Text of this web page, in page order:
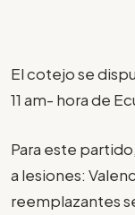
El cotejo se
11 am- hora de
Para este
a lesiones:
reemplazantes